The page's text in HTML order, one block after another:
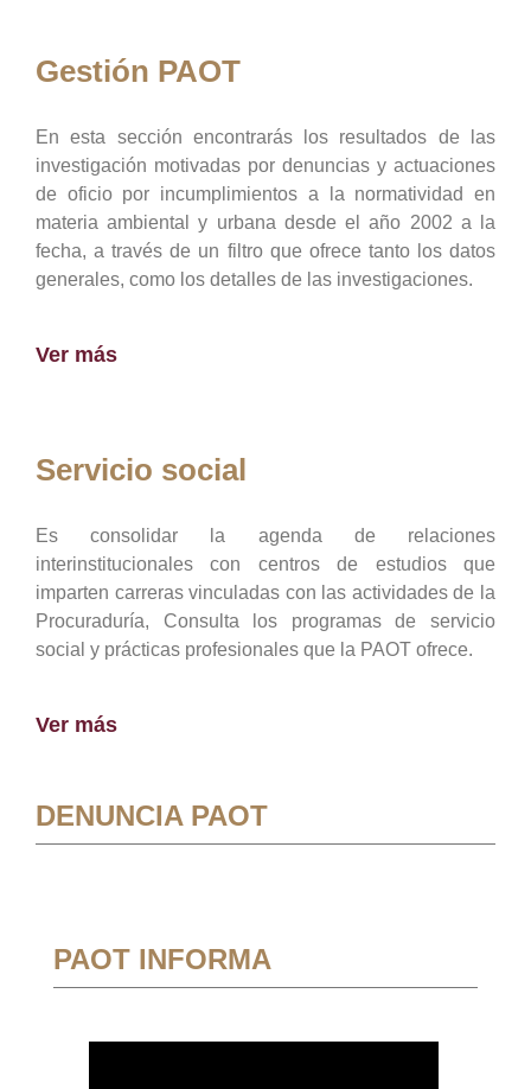
Gestión PAOT
En esta sección encontrarás los resultados de las
investigación motivadas por denuncias y actuaciones
de oficio por incumplimientos a la normatividad en
materia ambiental y urbana desde el año 2002 a la
fecha, a través de un filtro que ofrece tanto los datos
generales, como los detalles de las investigaciones.
Ver más
Servicio social
Es consolidar la agenda de relaciones
interinstitucionales con centros de estudios que
imparten carreras vinculadas con las actividades de la
Procuraduría, Consulta los programas de servicio
social y prácticas profesionales que la PAOT ofrece.
Ver más
DENUNCIA PAOT
PAOT INFORMA